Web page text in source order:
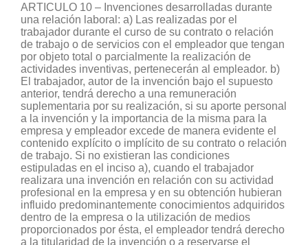
ARTICULO 10 – Invenciones desarrolladas durante
una relación laboral: a) Las realizadas por el
trabajador durante el curso de su contrato o relación
de trabajo o de servicios con el empleador que tengan
por objeto total o parcialmente la realización de
actividades inventivas, pertenecerán al empleador. b)
El trabajador, autor de la invención bajo el supuesto
anterior, tendrá derecho a una remuneración
suplementaria por su realización, si su aporte personal
a la invención y la importancia de la misma para la
empresa y empleador excede de manera evidente el
contenido explícito o implícito de su contrato o relación
de trabajo. Si no existieran las condiciones
estipuladas en el inciso a), cuando el trabajador
realizara una invención en relación con su actividad
profesional en la empresa y en su obtención hubieran
influido predominantemente conocimientos adquiridos
dentro de la empresa o la utilización de medios
proporcionados por ésta, el empleador tendrá derecho
a la titularidad de la invención o a reservarse el